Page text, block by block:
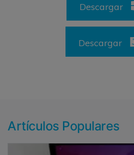
Descargar
Descargar
Artículos Populares